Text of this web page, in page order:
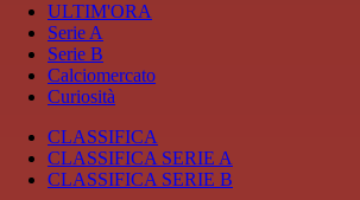
ULTIM'ORA
Serie A
Serie B
Calciomercato
Curiosità
CLASSIFICA
CLASSIFICA SERIE A
CLASSIFICA SERIE B